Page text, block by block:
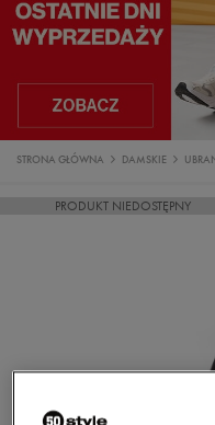
STRONA GŁÓWNA DAMSKIE
PRODUKT NIEDOSTĘPNY